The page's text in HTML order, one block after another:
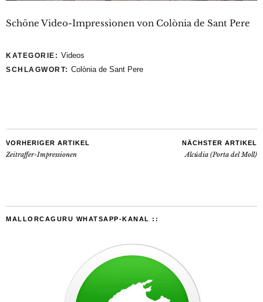
Schöne Video-Impressionen von Colònia de Sant Pere
KATEGORIE: Videos
SCHLAGWORT: Colònia de Sant Pere
VORHERIGER ARTIKEL
Zeitraffer-Impressionen
NÄCHSTER ARTIKEL
Alcúdia (Porta del Moll)
MALLORCAGURU WHATSAPP-KANAL ::